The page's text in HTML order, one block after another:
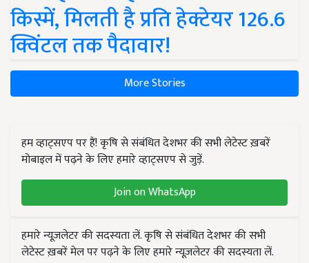
किस्में, मिलती है प्रति हेक्टेयर 126.6
क्विंटल तक पैदावार!
More Stories
हम व्हाट्सएप पर हैं! कृषि से संबंधित देशभर की सभी लेटेस्ट ख़बरें
मोबाइल में पढ़ने के लिए हमारे व्हाट्सएप से जुड़ें.
Join on WhatsApp
हमारे न्यूज़लेटर की सदस्यता लें. कृषि से संबंधित देशभर की सभी
लेटेस्ट ख़बरें मेल पर पढ़ने के लिए हमारे न्यूज़लेटर की सदस्यता लें.